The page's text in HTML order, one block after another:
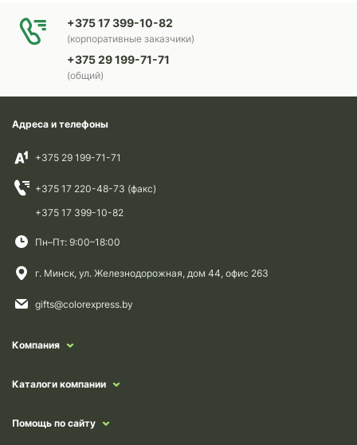
+375 17 399-10-82
(корпоративные заказчики)
+375 29 199-71-71
(общий)
Адреса и телефоны
+375 29 199-71-71
+375 17 220-48-73 (факс)
+375 17 399-10-82
Пн–Пт: 9:00–18:00
г. Минск, ул. Железнодорожная, дом 44, офис 263
gifts@colorexpress.by
Компания
Каталоги компании
Помощь по сайту